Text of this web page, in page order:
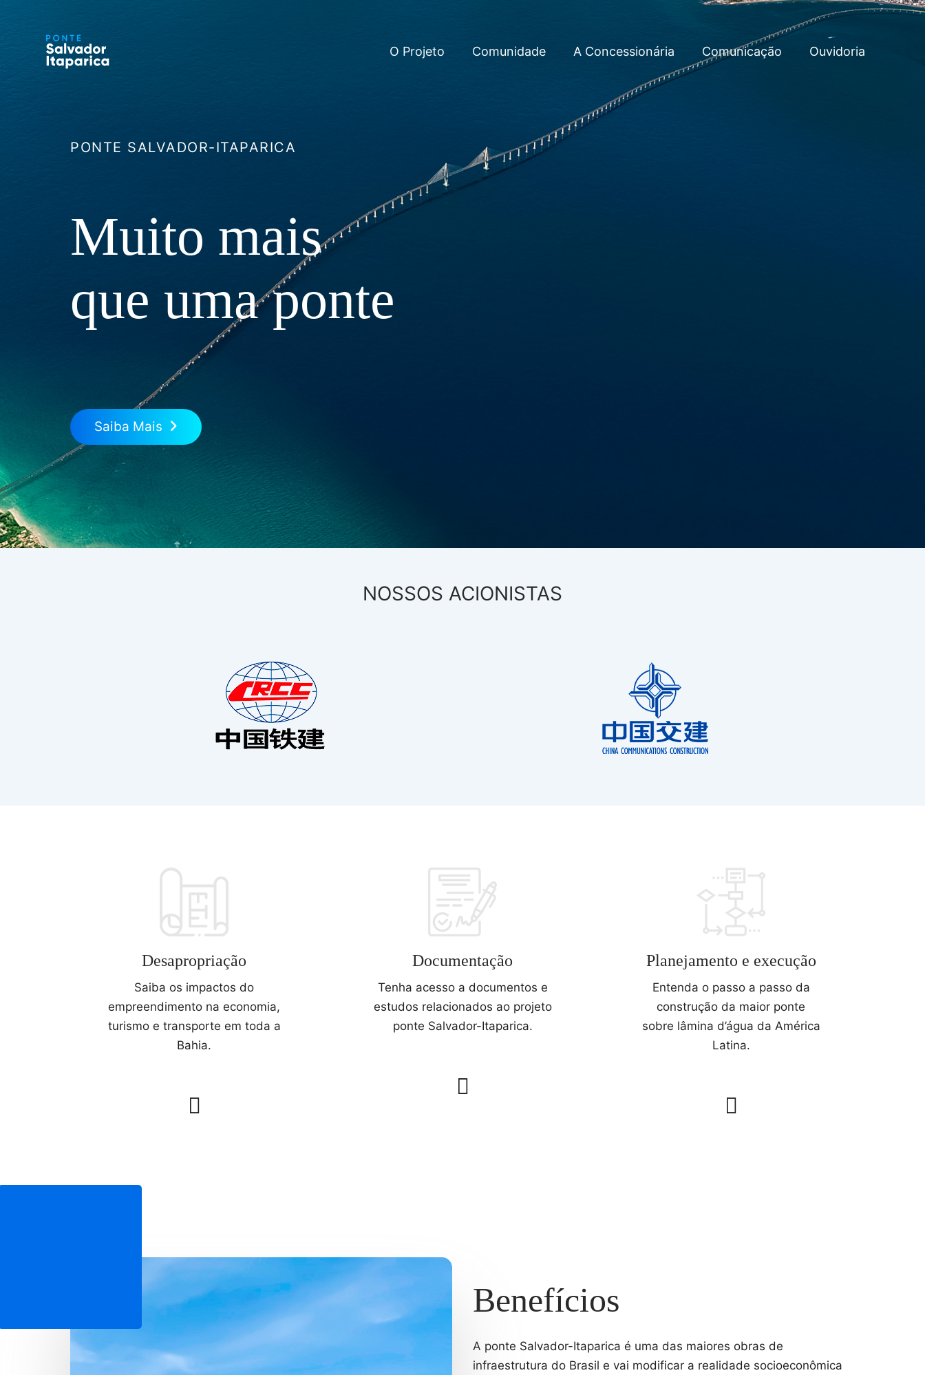
O Projeto Comunidade A Concessionária Comunicação Ouvidoria
PONTE SALVADOR-ITAPARICA
Muito mais
que uma ponte
Saiba Mais
NOSSOS ACIONISTAS
Desapropriação
Saiba os impactos do
empreendimento na economia,
turismo e transporte em toda a
Bahia.
Documentação
Tenha acesso a documentos e
estudos relacionados ao projeto
ponte Salvador-Itaparica.
Planejamento e execução
Entenda o passo a passo da
construção da maior ponte
sobre lâmina d’água da América
Latina.
Benefícios
A ponte Salvador-Itaparica é uma das maiores obras de
infraestrutura do Brasil e vai modificar a realidade socioeconômica